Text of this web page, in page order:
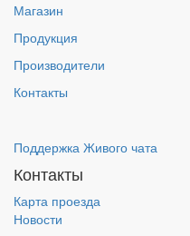
Магазин
Продукция
Производители
Контакты
Поддержка Живого чата
Контакты
Карта проезда
Новости